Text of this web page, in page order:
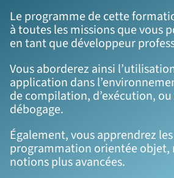
Le programme de cette
à toutes les missions que vous
en tant que développeur
Vous aborderez ainsi
application dans
de compilation, d’exécution,
débogage.
Également, vous apprendrez
programmation orientée objet,
notions plus avancées.